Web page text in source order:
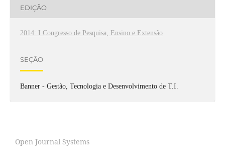
EDIÇÃO
2014: I Congresso de Pesquisa, Ensino e Extensão
SEÇÃO
Banner - Gestão, Tecnologia e Desenvolvimento de T.I.
Open Journal Systems